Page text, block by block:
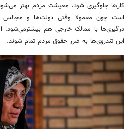
کارها جلوگیری شود، معیشت مردم بهتر
است چون معمولا وقتی دولت‌ها و مجالس
درگیری‌ها با ممالک خارجی هم بیشترمی‌شود.
این تندروی‌ها به ضرر حقوق مردم تمام شوند.